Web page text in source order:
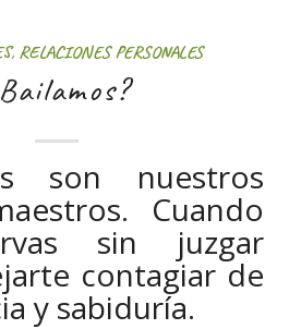
, RELACIONES PERSONALES
son nuestros
Cuando
sin juzgar
contagiar de
y sabiduría.